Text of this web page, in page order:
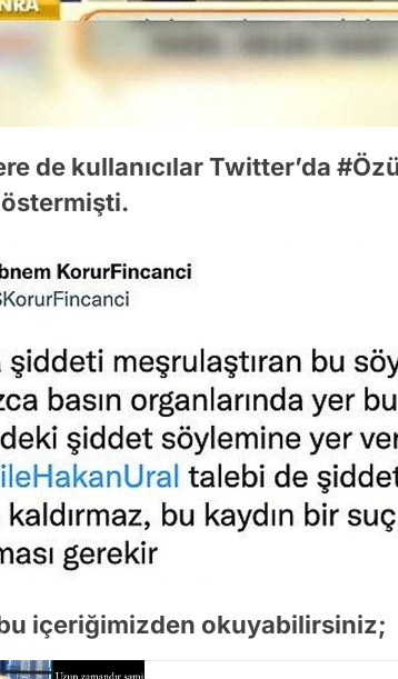
de kullanıcılar Twitter’da
içeriğimizden okuyabilirsiniz;